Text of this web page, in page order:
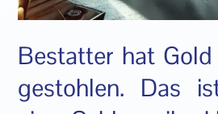
Bestatter hat
gestohlen. Das